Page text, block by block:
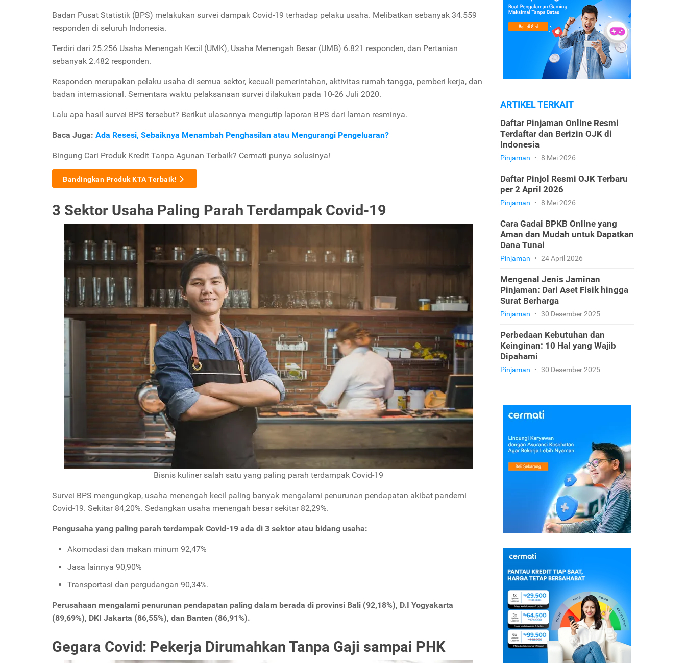
Badan Pusat Statistik (BPS) melakukan survei dampak Covid-19 terhadap pelaku usaha. Melibatkan sebanyak 34.559
responden di seluruh Indonesia.
Terdiri dari 25.256 Usaha Menengah Kecil (UMK), Usaha Menengah Besar (UMB) 6.821 responden, dan Pertanian
sebanyak 2.482 responden.
Responden merupakan pelaku usaha di semua sektor, kecuali pemerintahan, aktivitas rumah tangga, pemberi kerja, dan
badan internasional. Sementara waktu pelaksanaan survei dilakukan pada 10-26 Juli 2020.
Lalu apa hasil survei BPS tersebut? Berikut ulasannya mengutip laporan BPS dari laman resminya.
Baca Juga: Ada Resesi, Sebaiknya Menambah Penghasilan atau Mengurangi Pengeluaran?
Bingung Cari Produk Kredit Tanpa Agunan Terbaik? Cermati punya solusinya!
Bandingkan Produk KTA Terbaik!
3 Sektor Usaha Paling Parah Terdampak Covid-19
Bisnis kuliner salah satu yang paling parah terdampak Covid-19
Survei BPS mengungkap, usaha menengah kecil paling banyak mengalami penurunan pendapatan akibat pandemi
Covid-19. Sekitar 84,20%. Sedangkan usaha menengah besar sekitar 82,29%.
Pengusaha yang paling parah terdampak Covid-19 ada di 3 sektor atau bidang usaha:
Akomodasi dan makan minum 92,47%
Jasa lainnya 90,90%
Transportasi dan pergudangan 90,34%.
Perusahaan mengalami penurunan pendapatan paling dalam berada di provinsi Bali (92,18%), D.I Yogyakarta
(89,69%), DKI Jakarta (86,55%), dan Banten (86,91%).
Gegara Covid: Pekerja Dirumahkan Tanpa Gaji sampai PHK
ARTIKEL TERKAIT
Daftar Pinjaman Online Resmi
Terdaftar dan Berizin OJK di
Indonesia
Pinjaman • 8 Mei 2026
Daftar Pinjol Resmi OJK Terbaru
per 2 April 2026
Pinjaman • 8 Mei 2026
Cara Gadai BPKB Online yang
Aman dan Mudah untuk Dapatkan
Dana Tunai
Pinjaman • 24 April 2026
Mengenal Jenis Jaminan
Pinjaman: Dari Aset Fisik hingga
Surat Berharga
Pinjaman • 30 Desember 2025
Perbedaan Kebutuhan dan
Keinginan: 10 Hal yang Wajib
Dipahami
Pinjaman • 30 Desember 2025